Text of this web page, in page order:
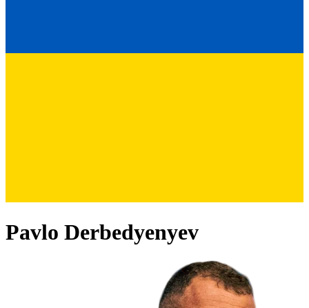
Pavlo Derbedyenyev